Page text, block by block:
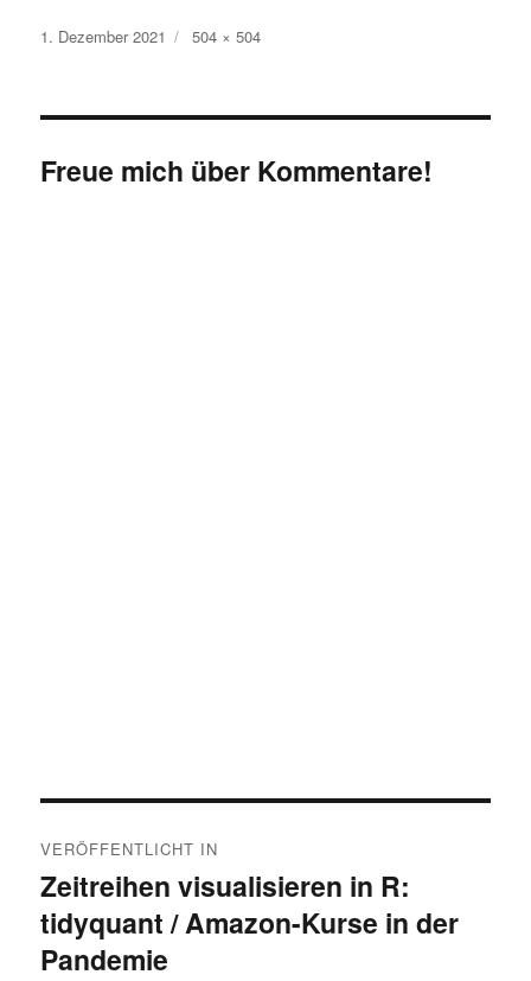
Veröffentlicht
1. Dezember 2021 Originalgröße
504 × 504
Freue mich über Kommentare!
VERÖFFENTLICHT IN
Zeitreihen visualisieren in R:
tidyquant / Amazon-Kurse in der
Pandemie